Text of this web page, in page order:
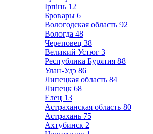
Ірпінь 12
Бровары 6
Вологодская область 92
Вологда 48
Череповец 38
Великий Устюг 3
Республика Бурятия 88
Улан-Удэ 86
Липецкая область 84
Липецк 68
Елец 13
Астраханская область 80
Астрахань 75
Ахтубинск 2